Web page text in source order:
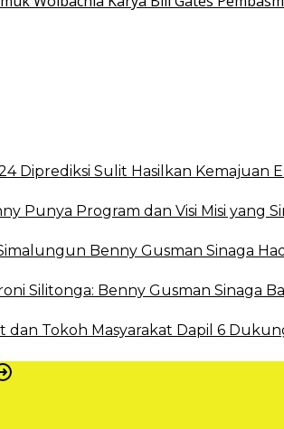
Diprediksi Sulit Hasilkan Kemajuan
Punya Program dan Visi Misi yang
Benny Gusman Sinaga
Silitonga: Benny Gusman Sinaga
dan Tokoh Masyarakat Dapil 6